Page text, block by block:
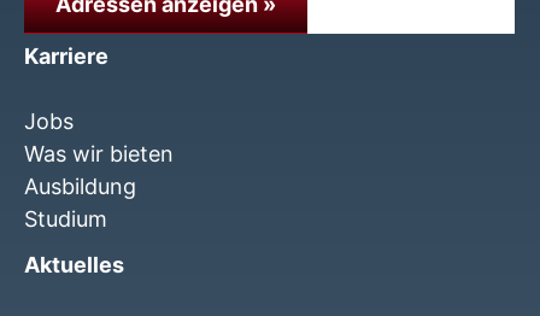
Karriere
Jobs
Was wir bieten
Ausbildung
Studium
Aktuelles